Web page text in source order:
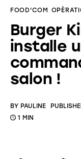
FOOD'COM
Burger
installe
salon !
BY PAULINE
1 MIN